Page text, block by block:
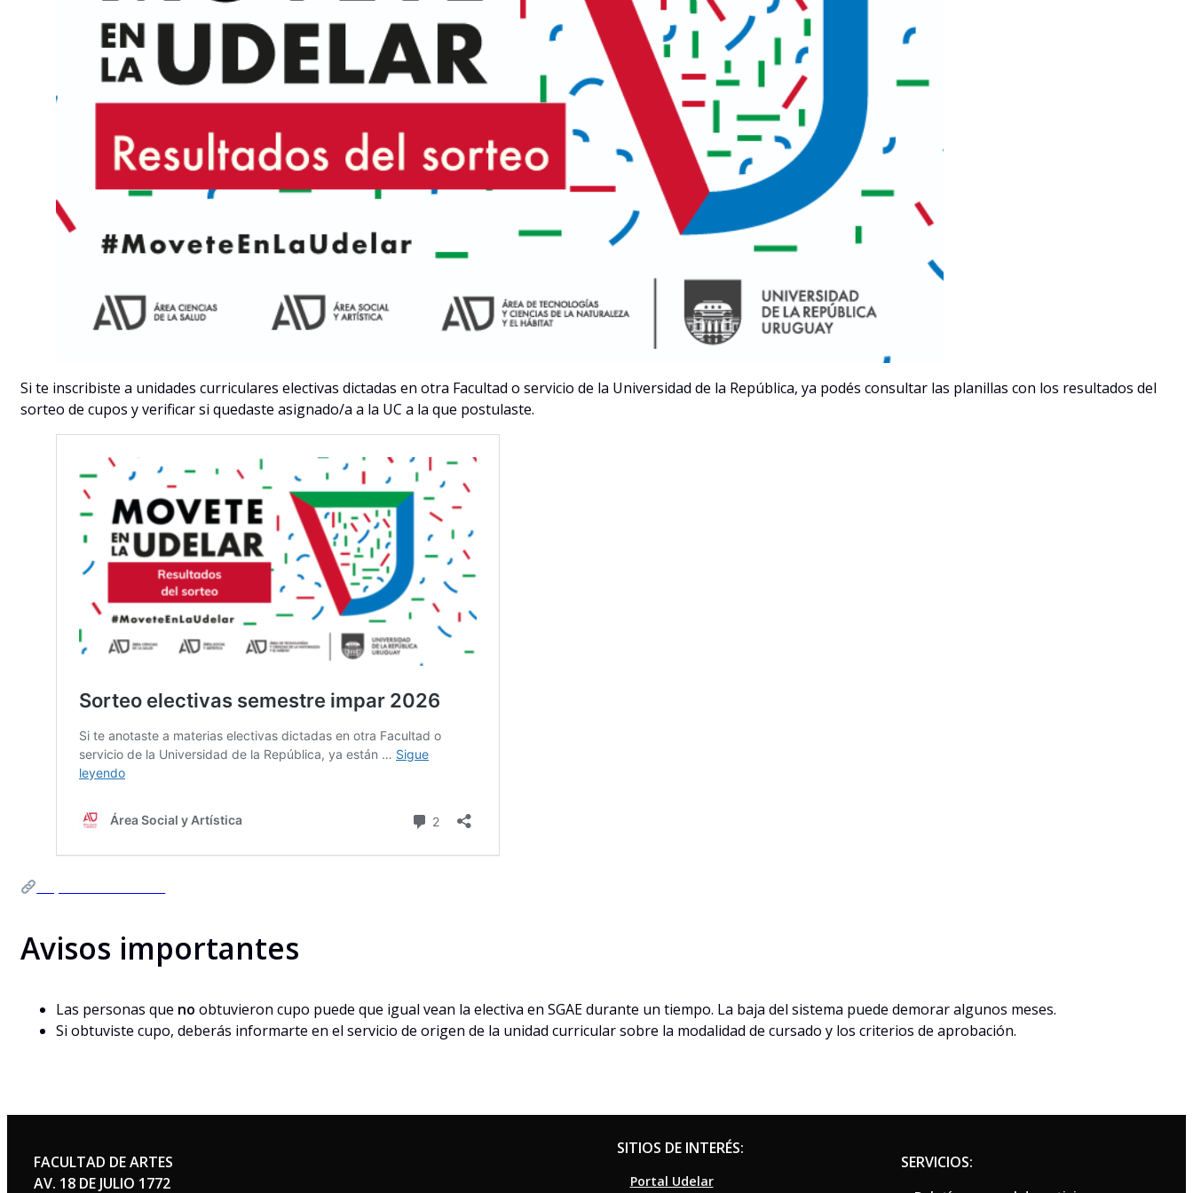
Si te inscribiste a unidades curriculares electivas dictadas en otra Facultad o servicio de la Universidad de la República, ya podés consultar las planillas con los resultados del
sorteo de cupos y verificar si quedaste asignado/a a la UC a la que postulaste.
Avisos importantes
Las personas que no obtuvieron cupo puede que igual vean la electiva en SGAE durante un tiempo. La baja del sistema puede demorar algunos meses.
Si obtuviste cupo, deberás informarte en el servicio de origen de la unidad curricular sobre la modalidad de cursado y los criterios de aprobación.
FACULTAD DE ARTES
AV. 18 DE JULIO 1772
SITIOS DE INTERÉS:
Portal Udelar
SERVICIOS: